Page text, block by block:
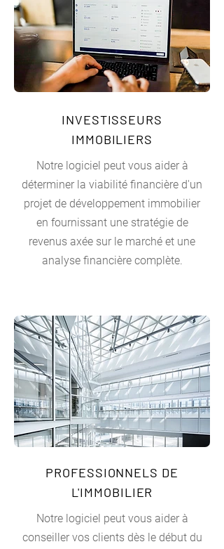
INVESTISSEURS
IMMOBILIERS
Notre logiciel peut vous aider à
déterminer la viabilité financière d'un
projet de développement immobilier
en fournissant une stratégie de
revenus axée sur le marché et une
analyse financière complète.
PROFESSIONNELS DE
L'IMMOBILIER
Notre logiciel peut vous aider à
conseiller vos clients dès le début du